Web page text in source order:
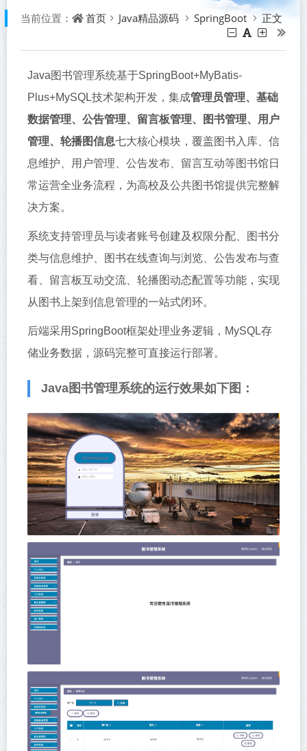
当前位置： 首页 Java精品源码 SpringBoot 正文
Java图书管理系统基于SpringBoot+MyBatis-
Plus+MySQL技术架构开发，集成管理员管理、基础
数据管理、公告管理、留言板管理、图书管理、用户
管理、轮播图信息七大核心模块，覆盖图书入库、信
息维护、用户管理、公告发布、留言互动等图书馆日
常运营全业务流程，为高校及公共图书馆提供完整解
决方案。
系统支持管理员与读者账号创建及权限分配、图书分
类与信息维护、图书在线查询与浏览、公告发布与查
看、留言板互动交流、轮播图动态配置等功能，实现
从图书上架到信息管理的一站式闭环。
后端采用SpringBoot框架处理业务逻辑，MySQL存
储业务数据，源码完整可直接运行部署。
Java图书管理系统的运行效果如下图：